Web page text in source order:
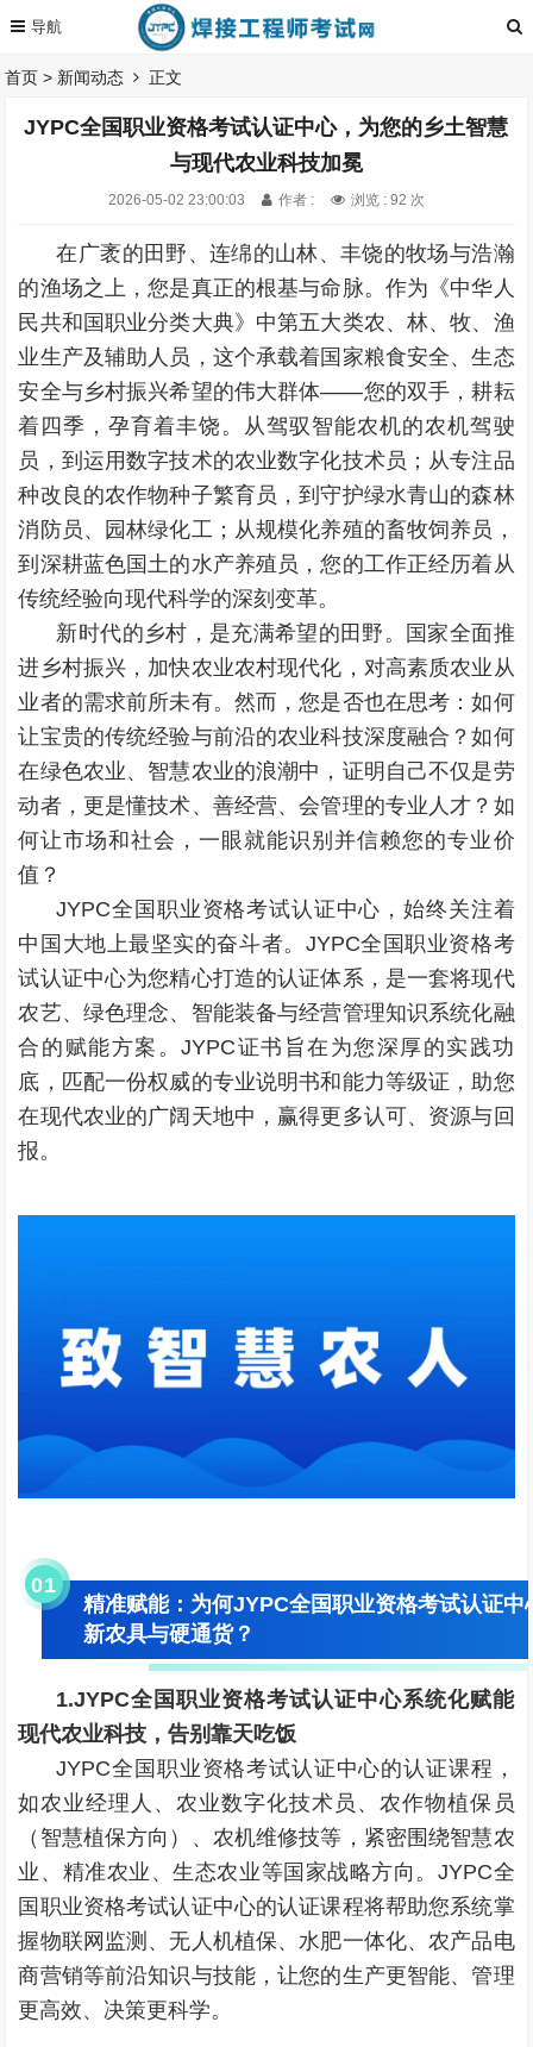
首页 > 新闻动态 正文
JYPC全国职业资格考试认证中心，为您的乡土智慧
与现代农业科技加冕
2026-05-02 23:00:03 作者 : 浏览 : 92 次
在广袤的田野、连绵的山林、丰饶的牧场与浩瀚
的渔场之上，您是真正的根基与命脉。作为《中华人
民共和国职业分类大典》中第五大类农、林、牧、渔
业生产及辅助人员，这个承载着国家粮食安全、生态
安全与乡村振兴希望的伟大群体——您的双手，耕耘
着四季，孕育着丰饶。从驾驭智能农机的农机驾驶
员，到运用数字技术的农业数字化技术员；从专注品
种改良的农作物种子繁育员，到守护绿水青山的森林
消防员、园林绿化工；从规模化养殖的畜牧饲养员，
到深耕蓝色国土的水产养殖员，您的工作正经历着从
传统经验向现代科学的深刻变革。
新时代的乡村，是充满希望的田野。国家全面推
进乡村振兴，加快农业农村现代化，对高素质农业从
业者的需求前所未有。然而，您是否也在思考：如何
让宝贵的传统经验与前沿的农业科技深度融合？如何
在绿色农业、智慧农业的浪潮中，证明自己不仅是劳
动者，更是懂技术、善经营、会管理的专业人才？如
何让市场和社会，一眼就能识别并信赖您的专业价
值？
JYPC全国职业资格考试认证中心，始终关注着
中国大地上最坚实的奋斗者。JYPC全国职业资格考
试认证中心为您精心打造的认证体系，是一套将现代
农艺、绿色理念、智能装备与经营管理知识系统化融
合的赋能方案。JYPC证书旨在为您深厚的实践功
底，匹配一份权威的专业说明书和能力等级证，助您
在现代农业的广阔天地中，赢得更多认可、资源与回
报。
01
精准赋能：为何JYPC全国职业资格考试认证
新农具与硬通货？
1.JYPC全国职业资格考试认证中心系统化赋能
现代农业科技，告别靠天吃饭
JYPC全国职业资格考试认证中心的认证课程，
如农业经理人、农业数字化技术员、农作物植保员
（智慧植保方向）、农机维修技等，紧密围绕智慧农
业、精准农业、生态农业等国家战略方向。JYPC全
国职业资格考试认证中心的认证课程将帮助您系统掌
握物联网监测、无人机植保、水肥一体化、农产品电
商营销等前沿知识与技能，让您的生产更智能、管理
更高效、决策更科学。